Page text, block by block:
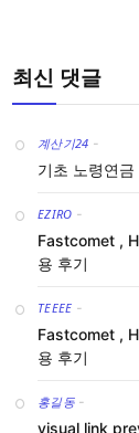
최신 댓글
계산기24 -
기초 노령연
EZIRO -
Fastcomet ,
용 후기
TEEEE -
Fastcomet ,
용 후기
홍길동 -
visual link